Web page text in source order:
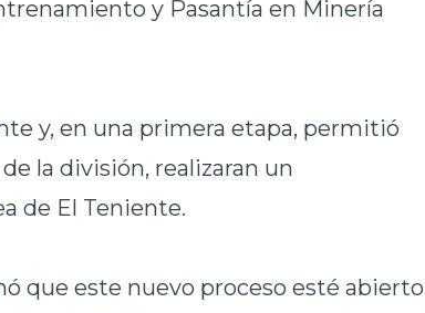
y Pasantía en Minería
y, en una primera etapa, permitió
la división, realizaran un
de El Teniente.
que este nuevo proceso esté abierto